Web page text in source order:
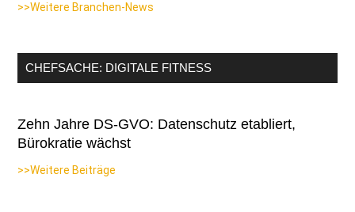
>>Weitere Branchen-News
CHEFSACHE: DIGITALE FITNESS
Zehn Jahre DS-GVO: Datenschutz etabliert,
Bürokratie wächst
>>Weitere Beiträge